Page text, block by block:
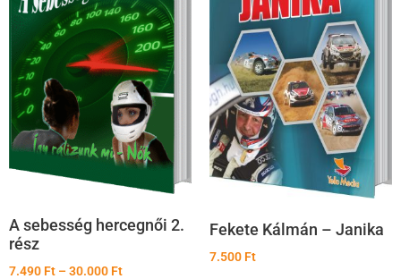
A sebesség hercegnői 2.
rész
7.490 Ft – 30.000 Ft
Fekete Kálmán – Janika
7.500 Ft